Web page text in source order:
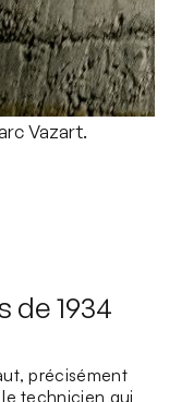
Vazart.
de 1934
précisément
technicien qui